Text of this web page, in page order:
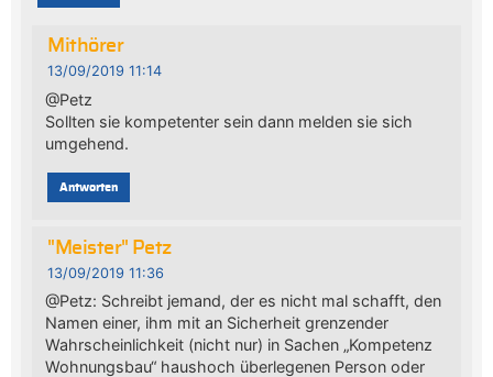
Mithörer
13/09/2019 11:14
@Petz
Sollten sie kompetenter sein dann melden sie sich
umgehend.
Antworten
"Meister" Petz
13/09/2019 11:36
@Petz: Schreibt jemand, der es nicht mal schafft, den
Namen einer, ihm mit an Sicherheit grenzender
Wahrscheinlichkeit (nicht nur) in Sachen „Kompetenz
Wohnungsbau“ haushoch überlegenen Person oder